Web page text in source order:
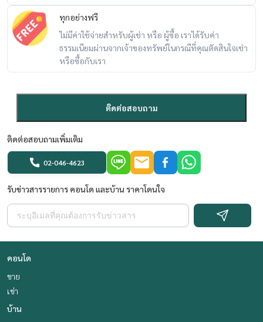
ทุกอย่างฟรี
ไม่มีค่าใช้จ่ายสำหรับผู้เช่า หรือ ผู้ซื้อ เราได้รับค่า
ธรรมเนียมผ่านจากเจ้าของทรัพย์ในกรณีที่คุณตัดสินใจเช่า
หรือซื้อกับเรา
ติดต่อสอบถาม
ติดต่อสอบถามเพิ่มเติม
02-046-4623
รับข่าวสารรายการ คอนโด และบ้าน ราคาโดนใจ
คอนโด
ขาย
เช่า
บ้าน